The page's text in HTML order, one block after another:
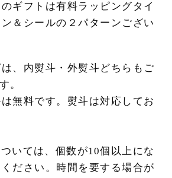
ギフトは有料ラッピングタイ
＆シールの２パターンござい
、内熨斗・外熨斗どちらもご
。
無料です。熨斗は対応してお
いては、個数が10個以上にな
ださい。時間を要する場合が